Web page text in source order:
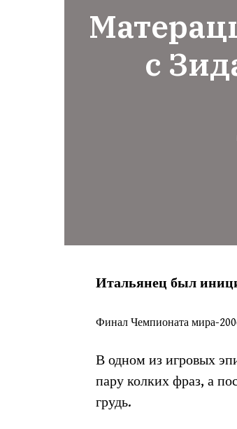
с
Итальянец был
Финал Чемпионата мира-
В одном из игровых
пару колких фраз, а
грудь.